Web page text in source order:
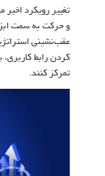
تغییر رویکرد
و حرکت به سمت
عقب‌نشینی
کردن رابط
تمرکز کنند.